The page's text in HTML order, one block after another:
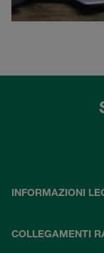
INFORMAZIONI
COLLEGAMENTI